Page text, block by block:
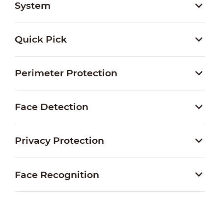
System
Quick Pick
Perimeter Protection
Face Detection
Privacy Protection
Face Recognition